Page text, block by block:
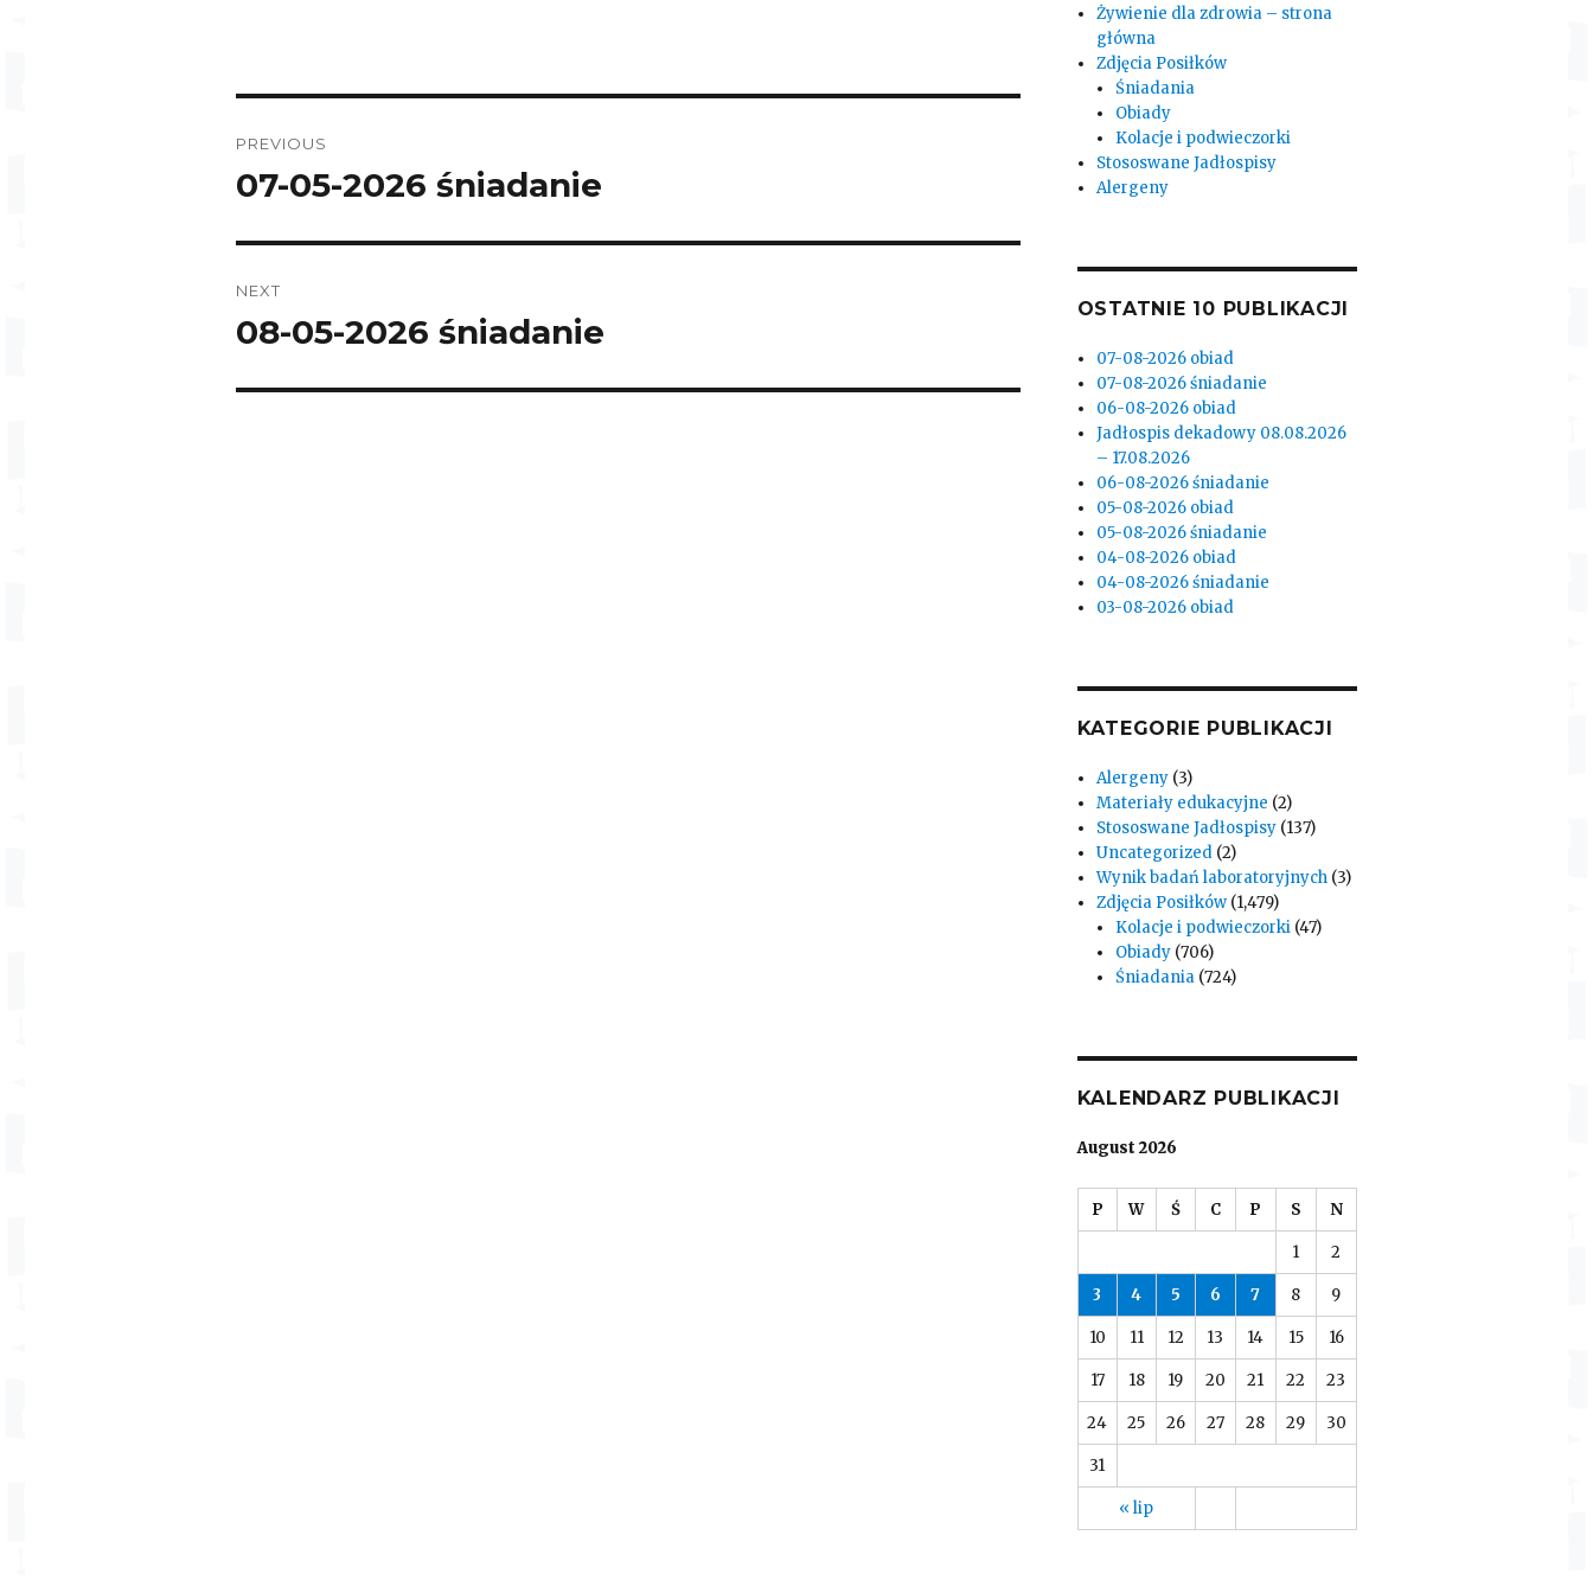
navigation
PREVIOUS
Previous
07-05-2026 śniadanie
NEXT
Next
08-05-2026 śniadanie
Żywienie dla zdrowia – strona
główna
Zdjęcia Posiłków
Śniadania
Obiady
Kolacje i podwieczorki
Stososwane Jadłospisy
Alergeny
OSTATNIE 10 PUBLIKACJI
07-08-2026 obiad
07-08-2026 śniadanie
06-08-2026 obiad
Jadłospis dekadowy 08.08.2026
– 17.08.2026
06-08-2026 śniadanie
05-08-2026 obiad
05-08-2026 śniadanie
04-08-2026 obiad
04-08-2026 śniadanie
03-08-2026 obiad
KATEGORIE PUBLIKACJI
Alergeny(3)
Materiały edukacyjne (2)
Stososwane Jadłospisy(137)
Uncategorized(2)
Wynik badań laboratoryjnych(3)
Zdjęcia Posiłków(1,479)
Kolacje i podwieczorki (47)
Obiady (706)
Śniadania (724)
KALENDARZ PUBLIKACJI
August 2026
P W Ś C P S N
« lip
1 2
3 4 5 6 7 8 9
10 11 12 13 14 15 16
17 18 19 20 21 22 23
24 25 26 27 28 29 30
31